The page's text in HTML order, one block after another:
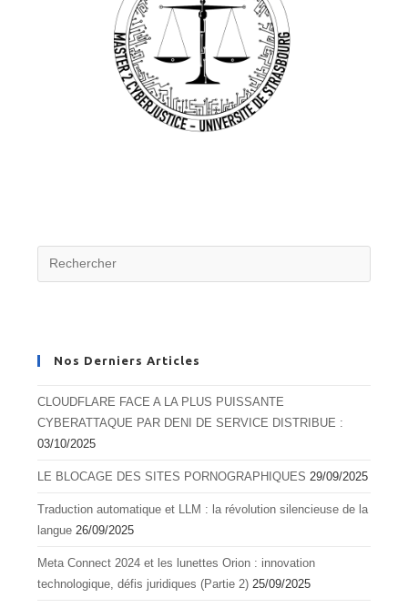
Nos Derniers Articles
CLOUDFLARE FACE A LA PLUS PUISSANTE
CYBERATTAQUE PAR DENI DE SERVICE DISTRIBUE :
03/10/2025
LE BLOCAGE DES SITES PORNOGRAPHIQUES 29/09/2025
Traduction automatique et LLM : la révolution silencieuse de la
langue 26/09/2025
Meta Connect 2024 et les lunettes Orion : innovation
technologique, défis juridiques (Partie 2) 25/09/2025